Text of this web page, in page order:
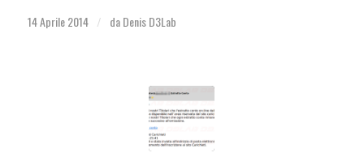
14 Aprile 2014 / daDenis D3Lab